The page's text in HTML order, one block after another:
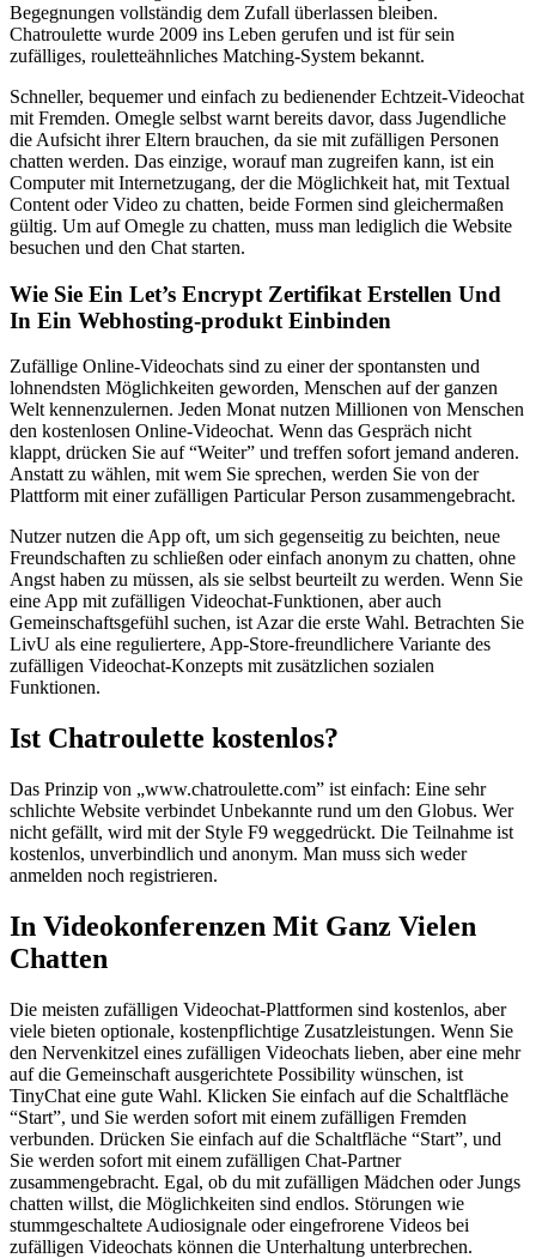
Begegnungen vollständig dem Zufall überlassen bleiben.
Chatroulette wurde 2009 ins Leben gerufen und ist für sein
zufälliges, rouletteähnliches Matching-System bekannt.
Schneller, bequemer und einfach zu bedienender Echtzeit-Videochat
mit Fremden. Omegle selbst warnt bereits davor, dass Jugendliche
die Aufsicht ihrer Eltern brauchen, da sie mit zufälligen Personen
chatten werden. Das einzige, worauf man zugreifen kann, ist ein
Computer mit Internetzugang, der die Möglichkeit hat, mit Textual
Content oder Video zu chatten, beide Formen sind gleichermaßen
gültig. Um auf Omegle zu chatten, muss man lediglich die Website
besuchen und den Chat starten.
Wie Sie Ein Let’s Encrypt Zertifikat Erstellen Und
In Ein Webhosting-produkt Einbinden
Zufällige Online-Videochats sind zu einer der spontansten und
lohnendsten Möglichkeiten geworden, Menschen auf der ganzen
Welt kennenzulernen. Jeden Monat nutzen Millionen von Menschen
den kostenlosen Online-Videochat. Wenn das Gespräch nicht
klappt, drücken Sie auf “Weiter” und treffen sofort jemand anderen.
Anstatt zu wählen, mit wem Sie sprechen, werden Sie von der
Plattform mit einer zufälligen Particular Person zusammengebracht.
Nutzer nutzen die App oft, um sich gegenseitig zu beichten, neue
Freundschaften zu schließen oder einfach anonym zu chatten, ohne
Angst haben zu müssen, als sie selbst beurteilt zu werden. Wenn Sie
eine App mit zufälligen Videochat-Funktionen, aber auch
Gemeinschaftsgefühl suchen, ist Azar die erste Wahl. Betrachten Sie
LivU als eine reguliertere, App-Store-freundlichere Variante des
zufälligen Videochat-Konzepts mit zusätzlichen sozialen
Funktionen.
Ist Chatroulette kostenlos?
Das Prinzip von „www.chatroulette.com” ist einfach: Eine sehr
schlichte Website verbindet Unbekannte rund um den Globus. Wer
nicht gefällt, wird mit der Style F9 weggedrückt. Die Teilnahme ist
kostenlos, unverbindlich und anonym. Man muss sich weder
anmelden noch registrieren.
In Video­konferenzen Mit Ganz Vielen
Chatten
Die meisten zufälligen Videochat-Plattformen sind kostenlos, aber
viele bieten optionale, kostenpflichtige Zusatzleistungen. Wenn Sie
den Nervenkitzel eines zufälligen Videochats lieben, aber eine mehr
auf die Gemeinschaft ausgerichtete Possibility wünschen, ist
TinyChat eine gute Wahl. Klicken Sie einfach auf die Schaltfläche
“Start”, und Sie werden sofort mit einem zufälligen Fremden
verbunden. Drücken Sie einfach auf die Schaltfläche “Start”, und
Sie werden sofort mit einem zufälligen Chat-Partner
zusammengebracht. Egal, ob du mit zufälligen Mädchen oder Jungs
chatten willst, die Möglichkeiten sind endlos. Störungen wie
stummgeschaltete Audiosignale oder eingefrorene Videos bei
zufälligen Videochats können die Unterhaltung unterbrechen.